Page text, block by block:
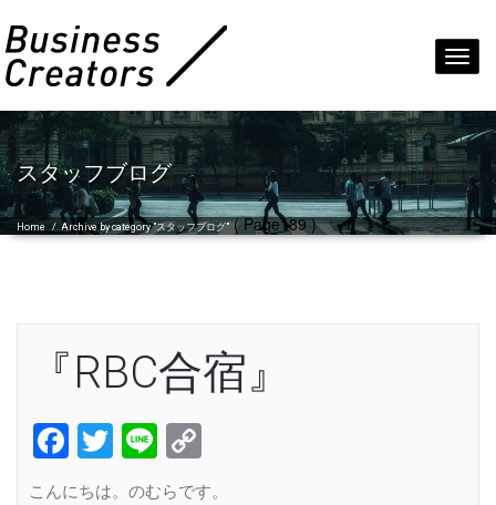
スタッフブログ
Home /Archive by category "スタッフブログ"( Page189 )
『RBC合宿』
Facebook
Twitter
Line
Link
こんにちは。のむらです。